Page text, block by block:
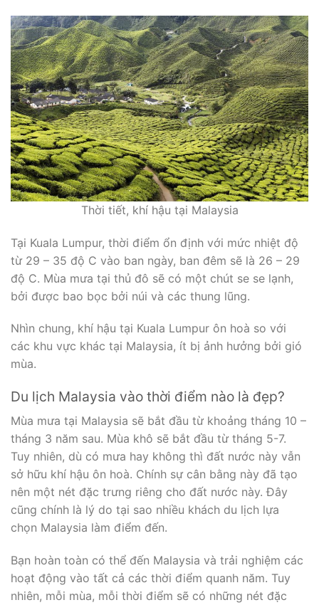
Thời tiết, khí hậu tại Malaysia
Tại Kuala Lumpur, thời điểm ổn định với mức nhiệt độ
từ 29 – 35 độ C vào ban ngày, ban đêm sẽ là 26 – 29
độ C. Mùa mưa tại thủ đô sẽ có một chút se se lạnh,
bởi được bao bọc bởi núi và các thung lũng.
Nhìn chung, khí hậu tại Kuala Lumpur ôn hoà so với
các khu vực khác tại Malaysia, ít bị ảnh hưởng bởi gió
mùa.
Du lịch Malaysia vào thời điểm nào là đẹp?
Mùa mưa tại Malaysia sẽ bắt đầu từ khoảng tháng 10 –
tháng 3 năm sau. Mùa khô sẽ bắt đầu từ tháng 5-7.
Tuy nhiên, dù có mưa hay không thì đất nước này vẫn
sở hữu khí hậu ôn hoà. Chính sự cân bằng này đã tạo
nên một nét đặc trưng riêng cho đất nước này. Đây
cũng chính là lý do tại sao nhiều khách du lịch lựa
chọn Malaysia làm điểm đến.
Bạn hoàn toàn có thể đến Malaysia và trải nghiệm các
hoạt động vào tất cả các thời điểm quanh năm. Tuy
nhiên, mỗi mùa, mỗi thời điểm sẽ có những nét đặc